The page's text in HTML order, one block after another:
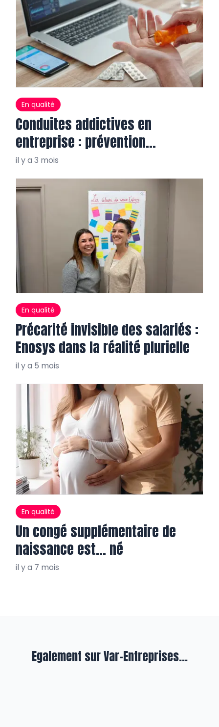
En qualité
Conduites addictives en
entreprise : prévention
salvatrice
il y a 3 mois
En qualité
Précarité invisible des salariés :
Enosys dans la réalité plurielle
il y a 5 mois
En qualité
Un congé supplémentaire de
naissance est… né
il y a 7 mois
Egalement sur Var-Entreprises...